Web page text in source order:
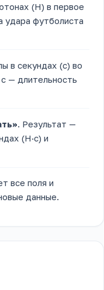
(Н) в первое
удара футболиста
в секундах (с) во
с — длительность
. Результат —
(Н·с) и
все поля и
данные.